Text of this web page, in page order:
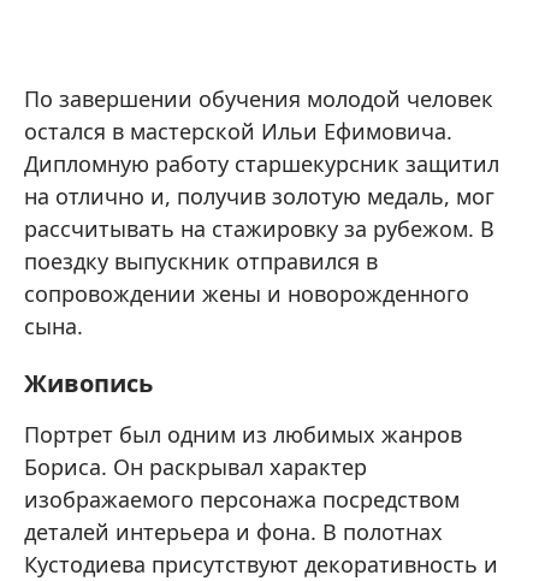
По завершении обучения молодой человек
остался в мастерской Ильи Ефимовича.
Дипломную работу старшекурсник защитил
на отлично и, получив золотую медаль, мог
рассчитывать на стажировку за рубежом. В
поездку выпускник отправился в
сопровождении жены и новорожденного
сына.
Живопись
Портрет был одним из любимых жанров
Бориса. Он раскрывал характер
изображаемого персонажа посредством
деталей интерьера и фона. В полотнах
Кустодиева присутствуют декоративность и